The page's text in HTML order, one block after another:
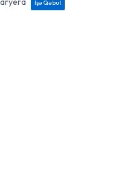
İşə Qəbul